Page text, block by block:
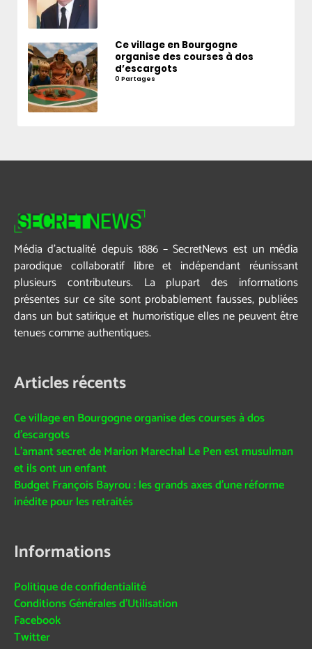
Ce village en Bourgogne
organise des courses à dos
d’escargots
0 Partages
Média d’actualité depuis 1886 – SecretNews est un média
parodique collaboratif libre et indépendant réunissant
plusieurs contributeurs. La plupart des informations
présentes sur ce site sont probablement fausses, publiées
dans un but satirique et humoristique elles ne peuvent être
tenues comme authentiques.
Articles récents
Ce village en Bourgogne organise des courses à dos
d’escargots
L’amant secret de Marion Marechal Le Pen est musulman
et ils ont un enfant
Budget François Bayrou : les grands axes d’une réforme
inédite pour les retraités
Informations
Politique de confidentialité
Conditions Générales d’Utilisation
Facebook
Twitter